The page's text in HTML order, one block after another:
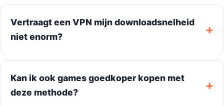
Vertraagt een VPN mijn downloadsnelheid
niet enorm?
Kan ik ook games goedkoper kopen met
deze methode?